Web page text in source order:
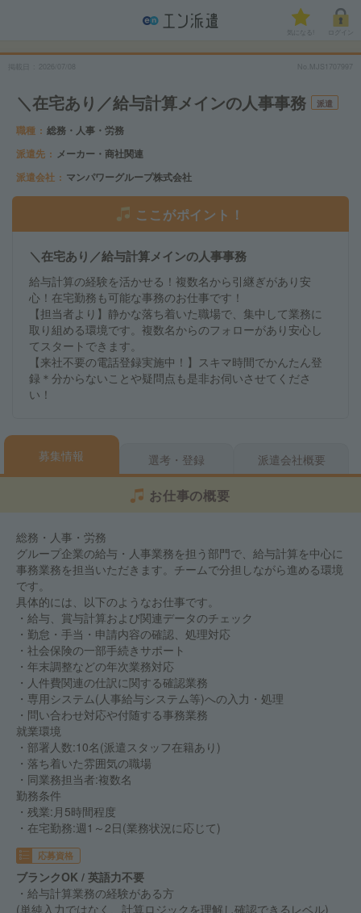
気になる!
No.MJS1707997
＼在宅あり／給与計算メインの人事事務 派遣
職種
総務・人事・労務
派遣先
メーカー・商社関連
派遣会社
マンパワーグループ株式会社
ここがポイント！
＼在宅あり／給与計算メインの人事事務
給与計算の経験を活かせる！複数名から引継ぎがあり安
心！在宅勤務も可能な事務のお仕事です！
【担当者より】静かな落ち着いた職場で、集中して業務に
取り組める環境です。複数名からのフォローがあり安心し
てスタートできます。
【来社不要の電話登録実施中！】スキマ時間でかんたん登
録＊分からないことや疑問点も是非お伺いさせてくださ
い！
募集情報 選考・登録 派遣会社概要
お仕事の概要
総務・人事・労務
グループ企業の給与・人事業務を担う部門で、給与計算を中心に
事務業務を担当いただきます。チームで分担しながら進める環境
です。
具体的には、以下のようなお仕事です。
・給与、賞与計算および関連データのチェック
・勤怠・手当・申請内容の確認、処理対応
・社会保険の一部手続きサポート
・年末調整などの年次業務対応
・人件費関連の仕訳に関する確認業務
・専用システム(人事給与システム等)への入力・処理
・問い合わせ対応や付随する事務業務
就業環境
・部署人数:10名(派遣スタッフ在籍あり)
・落ち着いた雰囲気の職場
・同業務担当者:複数名
勤務条件
・残業:月5時間程度
・在宅勤務:週1～2日(業務状況に応じて)
応募資格
ブランクOK / 英語力不要
・給与計算業務の経験がある方
(単純入力ではなく、計算ロジックを理解し確認できるレベル)